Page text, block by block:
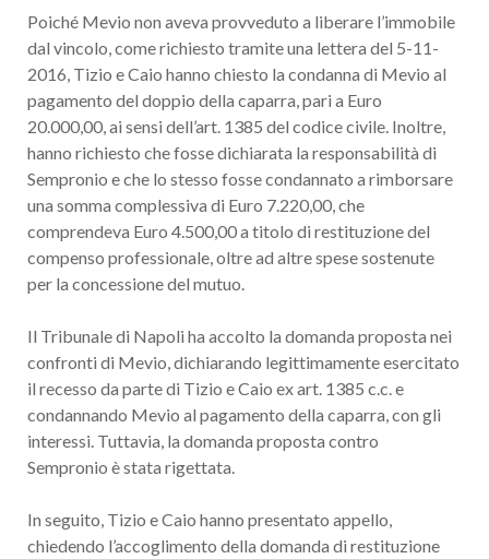
Poiché Mevio non aveva provveduto a liberare l’immobile
dal vincolo, come richiesto tramite una lettera del 5-11-
2016, Tizio e Caio hanno chiesto la condanna di Mevio al
pagamento del doppio della caparra, pari a Euro
20.000,00, ai sensi dell’art. 1385 del codice civile. Inoltre,
hanno richiesto che fosse dichiarata la responsabilità di
Sempronio e che lo stesso fosse condannato a rimborsare
una somma complessiva di Euro 7.220,00, che
comprendeva Euro 4.500,00 a titolo di restituzione del
compenso professionale, oltre ad altre spese sostenute
per la concessione del mutuo.
Il Tribunale di Napoli ha accolto la domanda proposta nei
confronti di Mevio, dichiarando legittimamente esercitato
il recesso da parte di Tizio e Caio ex art. 1385 c.c. e
condannando Mevio al pagamento della caparra, con gli
interessi. Tuttavia, la domanda proposta contro
Sempronio è stata rigettata.
In seguito, Tizio e Caio hanno presentato appello,
chiedendo l’accoglimento della domanda di restituzione